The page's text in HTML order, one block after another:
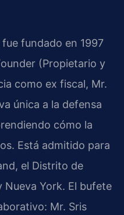
fue fundado en 1997
(Propietario y
como ex fiscal, Mr.
única a la defensa
cómo la
Está admitido para
el Distrito de
Nueva York. El bufete
Mr. Sris